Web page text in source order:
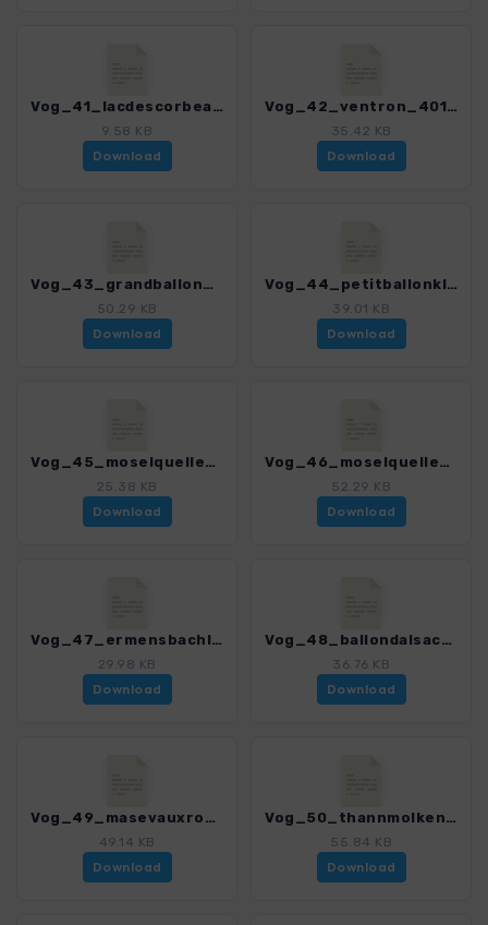
Vog_41_lacdescorbeaux_4018_8.gpx
9.58 KB
Download
Vog_42_ventron_4018_8.gpx
35.42 KB
Download
Vog_43_grandballon_4018_8.gpx
50.29 KB
Download
Vog_44_petitballonklinzkopf_4018_8.gpx
39.01 KB
Download
Vog_45_moselquelledrumont_4018_8.gpx
25.38 KB
Download
Vog_46_moselquelletetedesperches_4018_8.gpx
52.29 KB
Download
Vog_47_ermensbachlacdesperches_4018_8.gpx
29.98 KB
Download
Vog_48_ballondalsace_4018_8.gpx
36.76 KB
Download
Vog_49_masevauxrossberg_4018_8.gpx
49.14 KB
Download
Vog_50_thannmolkenrain_4018_8.gpx
55.84 KB
Download